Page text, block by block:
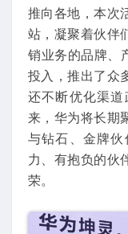
推向各地，本次
站，凝聚着伙伴
销业务的品牌、
投入，推出了众
还不断优化渠
来，华为将长期
与钻石、金牌
力、有抱负的伙
荣。